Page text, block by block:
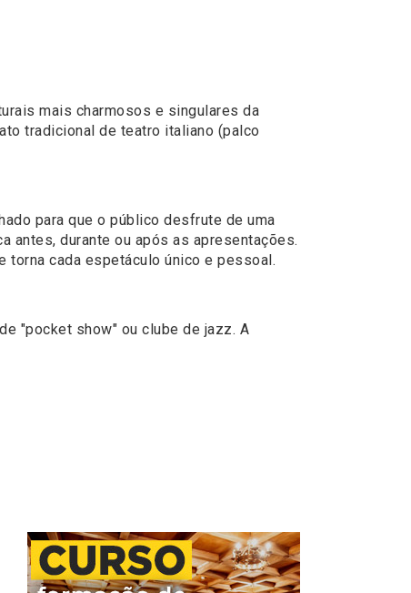
mais charmosos e singulares da
tradicional de teatro italiano (palco
para que o público desfrute de uma
antes, durante ou após as apresentações.
torna cada espetáculo único e pessoal.
"pocket show" ou clube de jazz. A